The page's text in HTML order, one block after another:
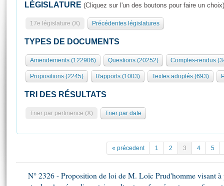
Présidence
577 députés
Groupes politiques
Séance publique
Commissions et autres organes
Europe et International
Pétitions
Projets de loi
Rôle et pouvoirs de l'Assemblée
Organisation de l'Assemblée
Présidence Conférence des Présidents Bureau Collège des
Statistiques et chiffres clés
Documents de référence
( Constitution | Règlement de l'Assemblée ... )
Visiter l'Assemblée
Visite virtuelle du palais Bourbon
Assister à une séance
Contacts et plan d'accès
LÉGISLATURE (Cliquez sur l'un des boutons pour faire un choix)
17e législature (X) Précédentes législatures
TYPES DE DOCUMENTS
Amendements (122906) Questions (20252) Comptes-rendus
Propositions (2245) Rapports (1003) Textes adoptés (693)
TRI DES RÉSULTATS
Trier par pertinence (X) Trier par date
« précedent 1 2 3 4 5
N° 2326 - Proposition de loi de M. Loïc Prud'homme visant